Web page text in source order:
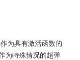
作为具有激活函数的
为特殊情况的超弹